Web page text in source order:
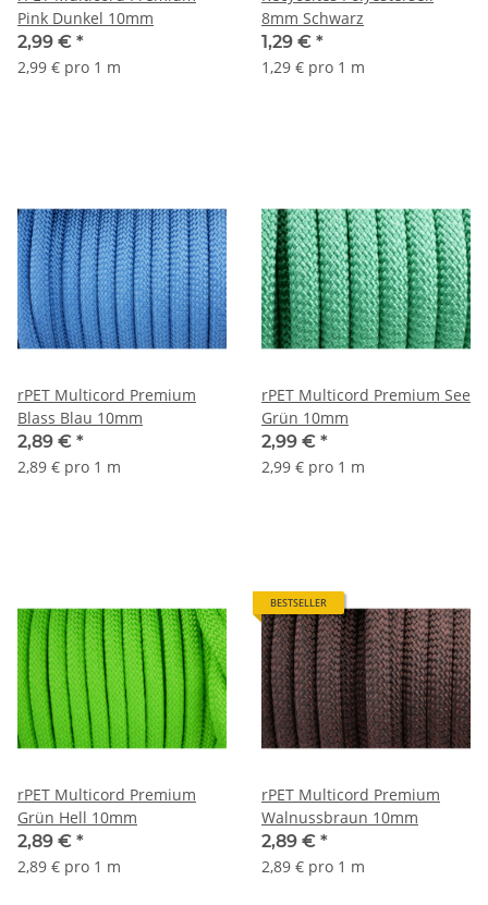
Pink Dunkel 10mm
2,99 € *
2,99 € pro 1 m
8mm Schwarz
1,29 € *
1,29 € pro 1 m
rPET Multicord Premium
Blass Blau 10mm
2,89 € *
2,89 € pro 1 m
rPET Multicord Premium See
Grün 10mm
2,99 € *
2,99 € pro 1 m
rPET Multicord Premium
Grün Hell 10mm
2,89 € *
2,89 € pro 1 m
BESTSELLER
rPET Multicord Premium
Walnussbraun 10mm
2,89 € *
2,89 € pro 1 m